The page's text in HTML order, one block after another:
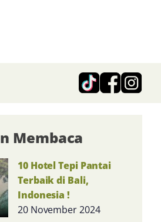
Membaca
10 Hotel Tepi Pantai
Terbaik di Bali,
Indonesia !
20 November 2024